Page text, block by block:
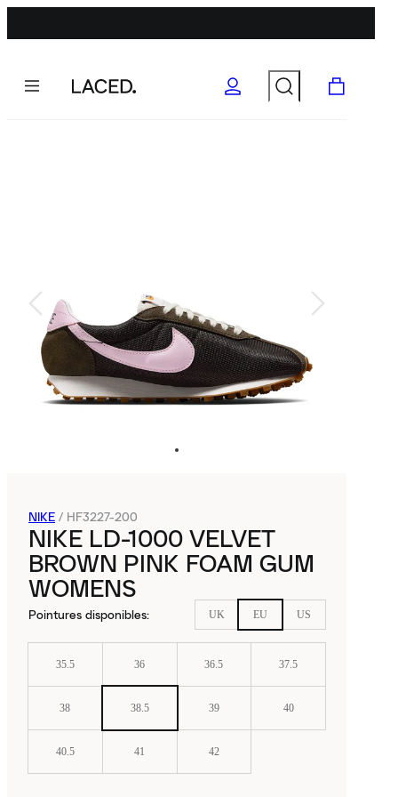
NIKE / HF3227-200
NIKE LD-1000 VELVET
BROWN PINK FOAM GUM
WOMENS
Pointures disponibles: UK EU US
35.5 36 36.5 37.5
38 38.5 39 40
40.5 41 42